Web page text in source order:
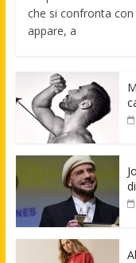
che si confronta con
appare, a